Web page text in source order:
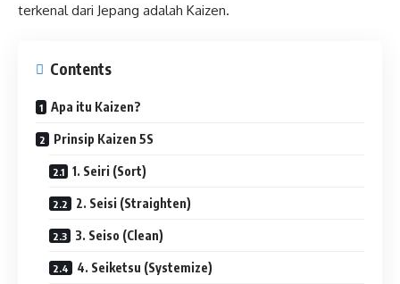
terkenal dari Jepang adalah Kaizen.
Contents
Apa itu Kaizen?
Prinsip Kaizen 5S
1. Seiri (Sort)
2. Seisi (Straighten)
3. Seiso (Clean)
4. Seiketsu (Systemize)